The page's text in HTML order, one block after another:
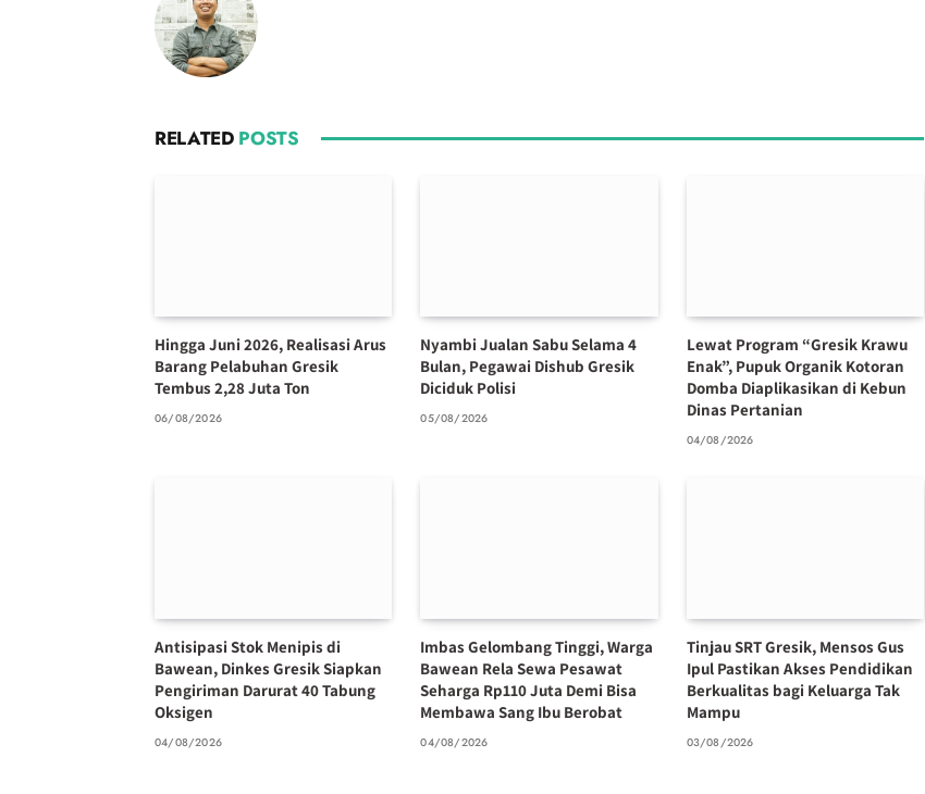
RELATED POSTS
Hingga Juni 2026, Realisasi Arus
Barang Pelabuhan Gresik
Tembus 2,28 Juta Ton
06/08/2026
Nyambi Jualan Sabu Selama 4
Bulan, Pegawai Dishub Gresik
Diciduk Polisi
05/08/2026
Lewat Program “Gresik Krawu
Enak”, Pupuk Organik Kotoran
Domba Diaplikasikan di Kebun
Dinas Pertanian
04/08/2026
Antisipasi Stok Menipis di
Bawean, Dinkes Gresik Siapkan
Pengiriman Darurat 40 Tabung
Oksigen
04/08/2026
Imbas Gelombang Tinggi, Warga
Bawean Rela Sewa Pesawat
Seharga Rp110 Juta Demi Bisa
Membawa Sang Ibu Berobat
04/08/2026
Tinjau SRT Gresik, Mensos Gus
Ipul Pastikan Akses Pendidikan
Berkualitas bagi Keluarga Tak
Mampu
03/08/2026